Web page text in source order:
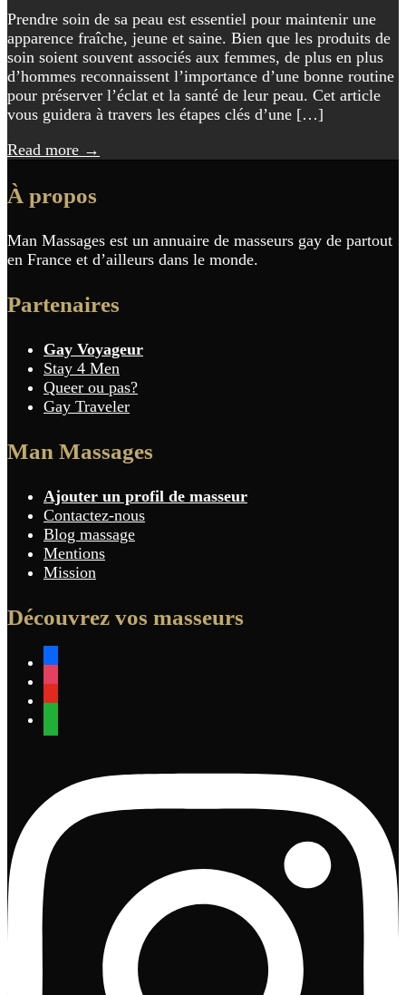
Prendre soin de sa peau est essentiel pour maintenir une
apparence fraîche, jeune et saine. Bien que les produits de
soin soient souvent associés aux femmes, de plus en plus
d’hommes reconnaissent l’importance d’une bonne routine
pour préserver l’éclat et la santé de leur peau. Cet article
vous guidera à travers les étapes clés d’une […]
Read more →
Navigation
au
sein
des
articles
À propos
Man Massages est un annuaire de masseurs gay de partout
en France et d’ailleurs dans le monde.
Partenaires
Gay Voyageur
Stay 4 Men
Queer ou pas?
Gay Traveler
Man Massages
Ajouter un profil de masseur
Contactez-nous
Blog massage
Mentions
Mission
Découvrez vos masseurs
facebook
instagram
youtube